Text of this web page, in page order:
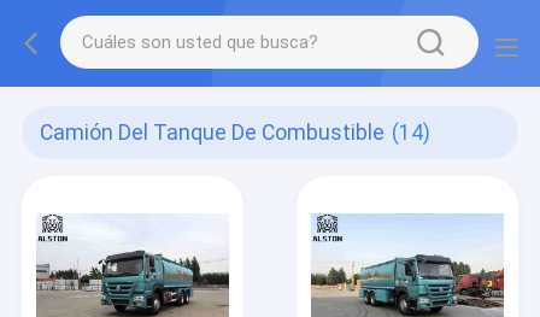
Camión Del Tanque De Combustible (14)